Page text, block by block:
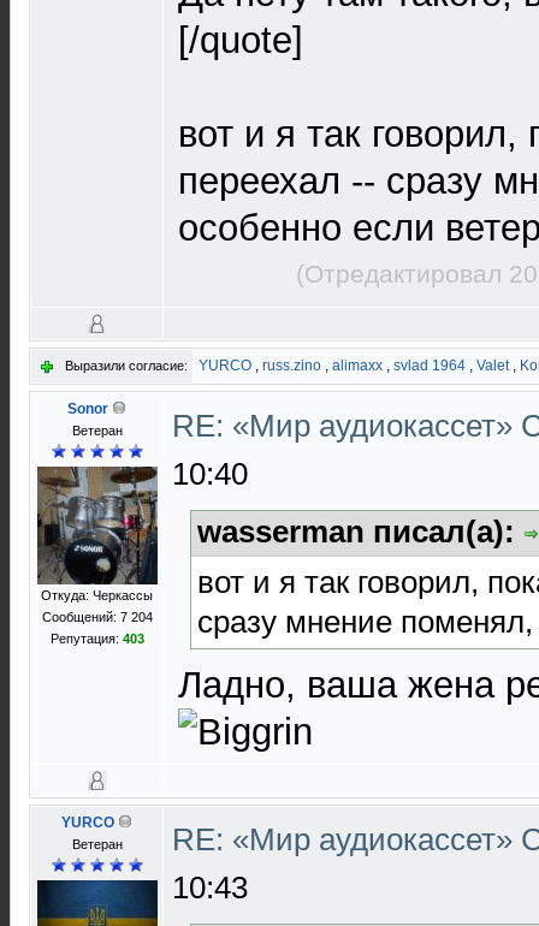
[/quote]
вот и я так
переехал -- сразу
особенно если
(Отредактировал
Выразили согласие: YURCO , russ.zino , alimaxx , svlad 1964 , Valet,
Sonor
Ветеран
Откуда: Черкассы
Сообщений: 7 204
Репутация: 403
RE: «Мир аудиокассет»
10:40
wasserman писал(а):
вот и я так говорил,
сразу мнение
Ладно, ваша жена
YURCO
Ветеран
RE: «Мир аудиокассет»
10:43